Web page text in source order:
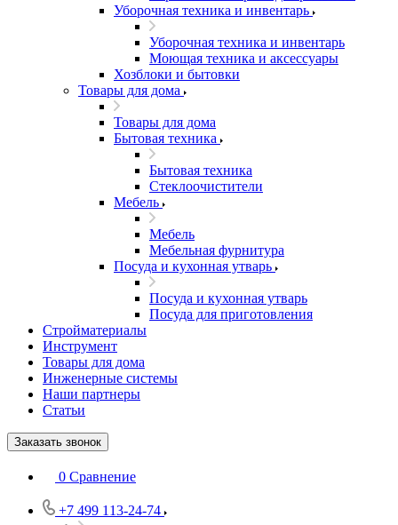
Уборочная техника и инвентарь
Уборочная техника и инвентарь
Моющая техника и аксессуары
Хозблоки и бытовки
Товары для дома
Товары для дома
Бытовая техника
Бытовая техника
Стеклоочистители
Мебель
Мебель
Мебельная фурнитура
Посуда и кухонная утварь
Посуда и кухонная утварь
Посуда для приготовления
Стройматериалы
Инструмент
Товары для дома
Инженерные системы
Наши партнеры
Статьи
Заказать звонок
0 Сравнение
+7 499 113-24-74